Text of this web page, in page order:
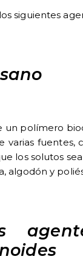
siguientes
un polímero
varias fuentes,
los solutos
algodón y